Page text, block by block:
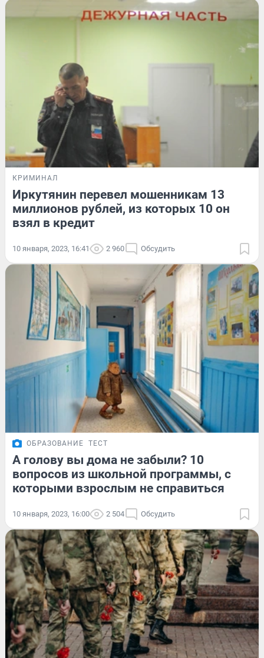
КРИМИНАЛ
Иркутянин перевел мошенникам 13
миллионов рублей, из которых 10 он
взял в кредит
10 января, 2023, 16:41 2 960 Обсудить
ОБРАЗОВАНИЕ ТЕСТ
А голову вы дома не забыли? 10
вопросов из школьной программы, с
которыми взрослым не справиться
10 января, 2023, 16:00 2 504 Обсудить